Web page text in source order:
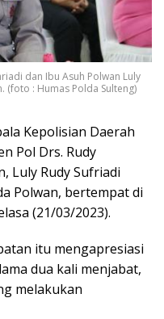
dan Ibu Asuh Polwan Luly
(foto : Humas Polda Sulteng)
Kepolisian Daerah
Pol Drs. Rudy
Luly Rudy Sufriadi
Polwan, bertempat di
(21/03/2023).
itu mengapresiasi
dua kali menjabat,
melakukan